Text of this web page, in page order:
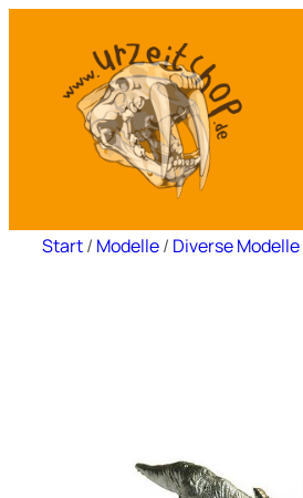
springen
Start/ Modelle/ Diverse Modelle